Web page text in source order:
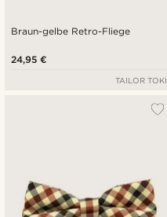
Braun-gelbe Retro-Fliege
24,95 €
TAILOR TOKI